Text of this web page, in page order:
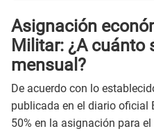
Asignación
Militar: ¿A cuánto
mensual?
De acuerdo con lo
publicada en el diario oficial
50% en la asignación para